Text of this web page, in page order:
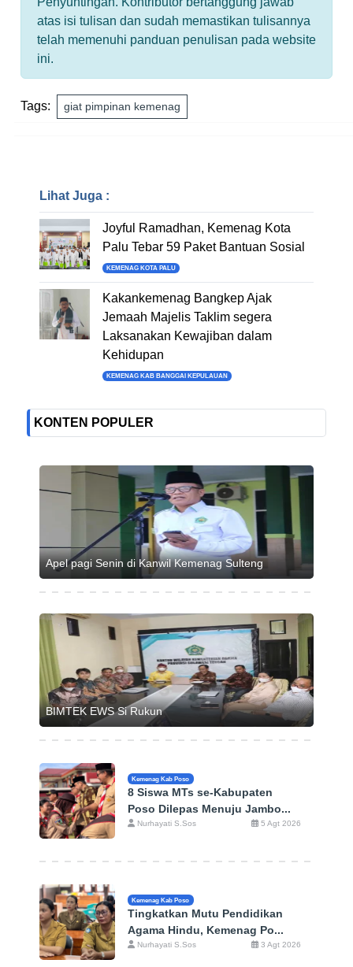
atas isi tulisan dan sudah memastikan tulisannya
telah memenuhi panduan penulisan pada website
ini.
Tags: giat pimpinan kemenag
Lihat Juga :
Joyful Ramadhan, Kemenag Kota
Palu Tebar 59 Paket Bantuan Sosial
KEMENAG KOTA PALU
Kakankemenag Bangkep Ajak
Jemaah Majelis Taklim segera
Laksanakan Kewajiban dalam
Kehidupan
KEMENAG KAB BANGGAI KEPULAUAN
KONTEN POPULER
Apel pagi Senin di Kanwil Kemenag Sulteng
BIMTEK EWS Si Rukun
Kemenag Kab Poso
8 Siswa MTs se-Kabupaten
Poso Dilepas Menuju Jambo...
Nurhayati S.Sos 5 Agt 2026
Kemenag Kab Poso
Tingkatkan Mutu Pendidikan
Agama Hindu, Kemenag Po...
Nurhayati S.Sos 3 Agt 2026